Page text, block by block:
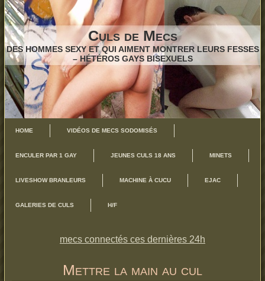
Culs de Mecs
DES HOMMES SEXY ET QUI AIMENT MONTRER LEURS FESSES
– HÉTÉROS GAYS BISEXUELS
HOME VIDÉOS DE MECS SODOMISÉS
ENCULER PAR 1 GAY JEUNES CULS 18 ANS MINETS
LIVESHOW BRANLEURS MACHINE À CUCU EJAC
GALERIES DE CULS H/F
mecs connectés ces dernières 24h
Mettre la main au cul